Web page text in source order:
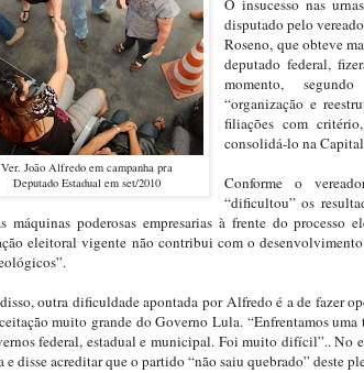
Ver. João Alfredo em campanha pra
Deputado Estadual em set/2010
O insucesso nas
disputado pelo
Roseno, que obteve
deputado federal,
momento,
“organização e
filiações com
consolidá-lo na
Conforme o
“dificultou” os
máquinas poderosas empresarias à frente do processo
eleitoral vigente não contribui com o
outra dificuldade apontada por Alfredo é a de fazer
muito grande do Governo Lula. “Enfrentamos
federal, estadual e municipal. Foi muito difícil”.. No
e disse acreditar que o partido “não saiu quebrado” deste